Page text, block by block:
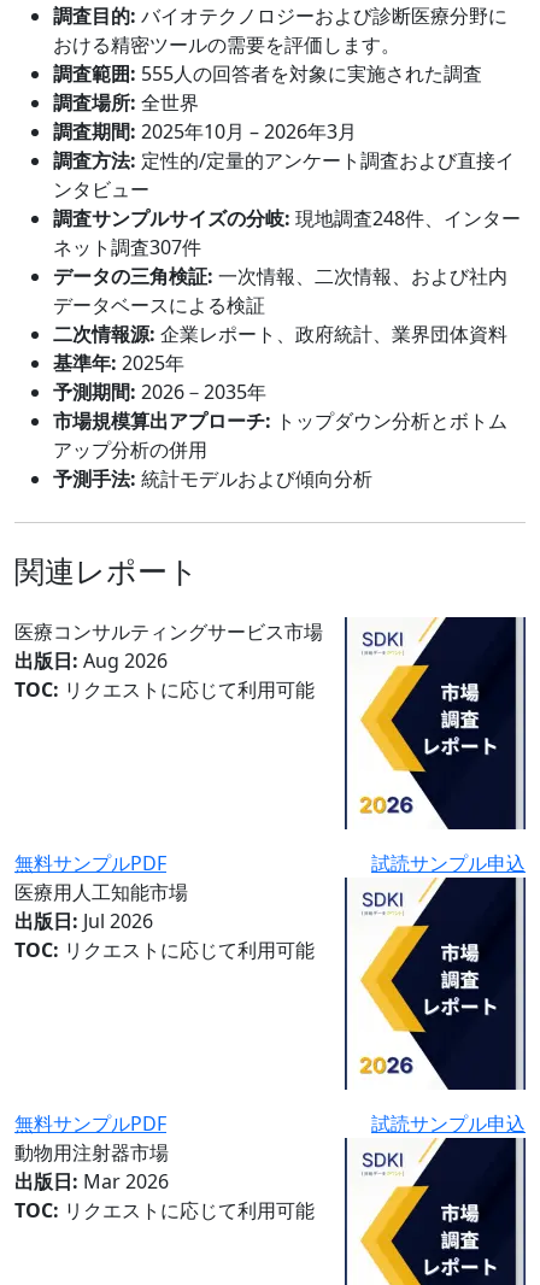
調査目的: バイオテクノロジーおよび診断医療分野に
おける精密ツールの需要を評価します。
調査範囲: 555人の回答者を対象に実施された調査
調査場所: 全世界
調査期間: 2025年10月 – 2026年3月
調査方法: 定性的/定量的アンケート調査および直接イ
ンタビュー
調査サンプルサイズの分岐: 現地調査248件、インター
ネット調査307件
データの三角検証: 一次情報、二次情報、および社内
データベースによる検証
二次情報源: 企業レポート、政府統計、業界団体資料
基準年: 2025年
予測期間: 2026－2035年
市場規模算出アプローチ: トップダウン分析とボトム
アップ分析の併用
予測手法: 統計モデルおよび傾向分析
関連レポート
医療コンサルティングサービス市場
出版日: Aug 2026
TOC: リクエストに応じて利用可能
無料サンプルPDF
試読サンプル申込
医療用人工知能市場
出版日: Jul 2026
TOC: リクエストに応じて利用可能
無料サンプルPDF
試読サンプル申込
動物用注射器市場
出版日: Mar 2026
TOC: リクエストに応じて利用可能